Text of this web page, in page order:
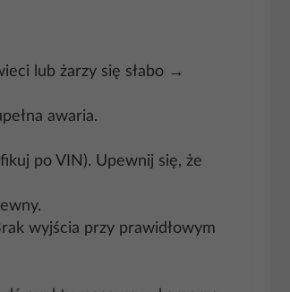
lub żarzy się słabo →
awaria.
po VIN). Upewnij się, że
wyjścia przy prawidłowym